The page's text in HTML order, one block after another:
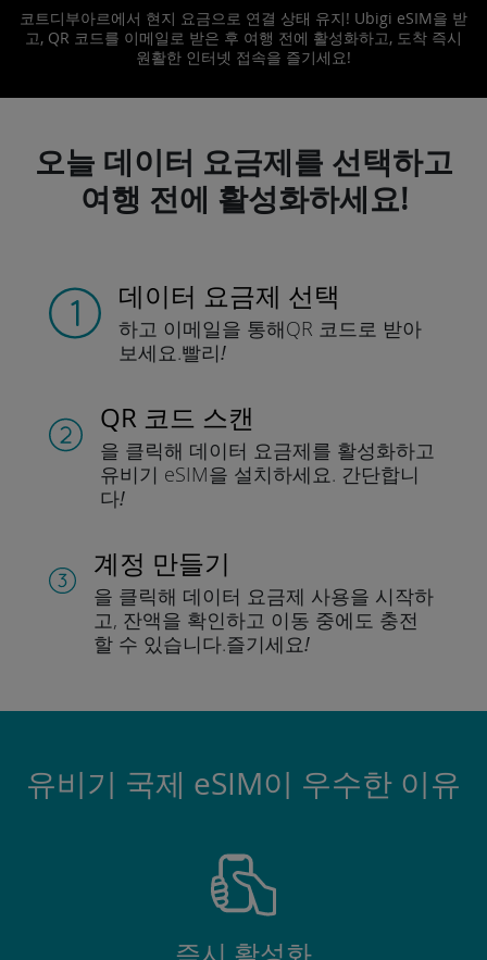
코트디부아르에서 현지 요금으로 연결 상태 유지! Ubigi eSIM을 받
고, QR 코드를 이메일로 받은 후 여행 전에 활성화하고, 도착 즉시
원활한 인터넷 접속을 즐기세요!
오늘 데이터 요금제를 선택하고
여행 전에 활성화하세요!
데이터 요금제 선택
하고 이메일을 통해QR 코드로 받아
보세요.빨리!
QR 코드 스캔
을 클릭해 데이터 요금제를 활성화하고
유비기 eSIM을 설치하세요. 간단합니
다!
계정 만들기
을 클릭해 데이터 요금제 사용을 시작하
고, 잔액을 확인하고 이동 중에도 충전
할 수 있습니다.즐기세요!
유비기 국제 eSIM이 우수한 이유